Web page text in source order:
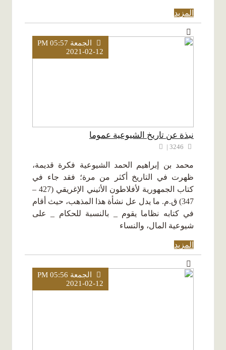
المزيد
الجمعة PM 05:57
2021-02-12
نبذة عن تاريخ الشيوعية عموما
محمد بن إبراهيم الحمد الشيوعية فكرة قديمة،
ظهرت في التاريخ أكثر من مرة؛ فقد جاء في
كتاب الجمهورية لأفلاطون الأثيني الإغريقي (427 –
347) ق.م. ما يدل عل نشأة هذا المذهب، حيث أقام
في كتابه نظاما يقوم _ بالنسبة للحكام _ على
شيوعية المال، والنساء
المزيد
الجمعة PM 05:56
2021-02-12